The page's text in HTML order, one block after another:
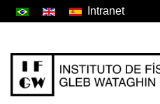
Intranet